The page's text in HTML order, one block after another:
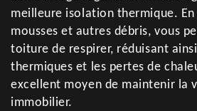
meilleure isolation thermique.
mousses et autres débris, vous
toiture de respirer, réduisant
thermiques et les pertes de
excellent moyen de maintenir la
immobilier.